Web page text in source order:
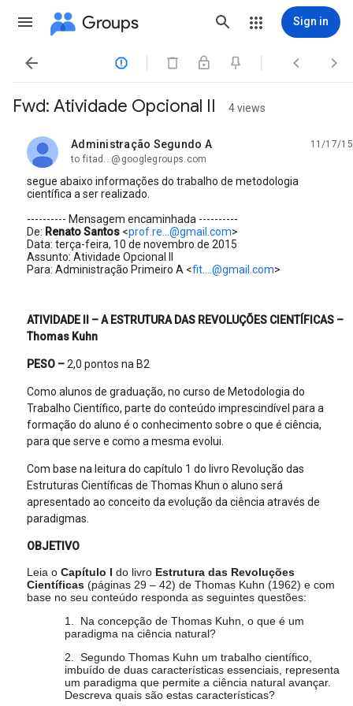
Groups Sign in
   
Fwd: Atividade Opcional II 4 views
Administração Segundo A
unread,
11/17/15
to fitad...@googlegroups.com
segue abaixo informações do trabalho de metodologia
científica a ser realizado.
---------- Mensagem encaminhada ----------
De: Renato Santos <prof.re...@gmail.com>
Data: terça-feira, 10 de novembro de 2015
Assunto: Atividade Opcional II
Para: Administração Primeiro A <fit....@gmail.com>
ATIVIDADE II – A ESTRUTURA DAS REVOLUÇÕES CIENTÍFICAS –
Thomas Kuhn
PESO –2,0 pontos na B2
Como alunos de graduação, no curso de Metodologia do
Trabalho Científico, parte do conteúdo imprescindível para a
formação do aluno é o conhecimento sobre o que é ciência,
para que serve e como a mesma evolui.
Com base na leitura do capítulo 1 do livro Revolução das
Estruturas Científicas de Thomas Khun o aluno será
apresentado ao conceito da evolução da ciência através de
paradigmas.
OBJETIVO
Leia o Capítulo I do livro Estrutura das Revoluções
Científicas (páginas 29 – 42) de Thomas Kuhn (1962) e com
base no seu conteúdo responda as seguintes questões:
1.
Na concepção de Thomas Kuhn, o que é um
paradigma na ciência natural?
2.
Segundo Thomas Kuhn um trabalho científico,
imbuído de duas características essenciais, representa
um paradigma que permite a ciência natural avançar.
Descreva quais são estas características?